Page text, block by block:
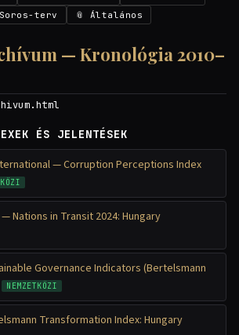
terv 📎 Általános
— Kronológia 2010–
ÉS JELENTÉSEK
— Corruption Perceptions Index
Nations in Transit 2024: Hungary
Governance Indicators (Bertelsmann
NEMZETKÖZI
Transformation Index: Hungary